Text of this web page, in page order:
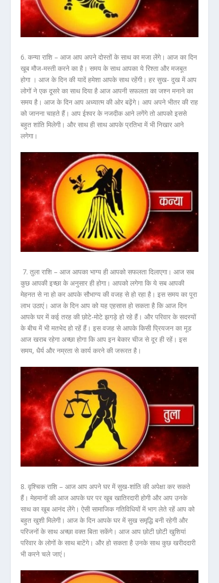
6. कन्या राशि – आज आप अपने दोस्तों के साथ का मजा लेंगे। आज का दिन
खूब मौज-मस्ती करने का है। समय के साथ आपका ये रिश्ता और मजबूत
होगा । आज के दिन की यादें हमेशा आपके साथ रहेंगी। हर सुख- दुख में आप
लोगों ने एक दूसरे का साथ दिया है आज आपनी सफलता का जश्न मनाने का
समय है। आज के दिन आप अध्यात्म की ओर बढ़ेंगे। आप अपने भीतर की राह
को जानना चाहते हैं। आप ईश्वर के नजदीक आने लगेंगे तो आपको इससे
बहुत शांति मिलेगी। और साथ ही साथ आपके प्रतिभा में भी निखार आने
लगेगा।
7. तुला राशि – आज आपका भाग्य ही आपको सफलता दिलाएगा। आज सब
कुछ आपकी इच्छा के अनुसार ही होगा। आपको लगेगा कि ये सब आपकी
मेहनत से ना हो कर आपके सौभाग्य की वजह से हो रहा है। इस समय का पूरा
लाभ उठाएं। आज के दिन आप को यह एहसास हो सकता है कि आज दिन
आपके घर में कई तरह की छोटे-मोटे झगड़े हो रहे हैं। और परिवार के सदस्यों
के बीच में भी मतभेद हो रहें हैं। इस वजह से आपके किसी प्रियजन का मूड
आज खराब रहेगा अच्छा होगा कि आप इन बेकार चीज से दूर ही रहें। इस
समय, धैर्य और नम्रता से कार्य करने की जरूरत है।
8. वृश्चिक राशि – आज आप अपने घर में सुख-शांति की अपेक्षा कर सकते
हैं। मेहमानों की आज आपके घर पर खूब खातिरदारी होगी और आप उनके
साथ का खूब आनंद लेंगे। ऐसी सामाजिक गतिविधियों में भाग लेते रहें आप को
बहुत खुशी मिलेगी। आज के दिन आपके घर में सुख समृद्धि बनी रहेगी और
परिजनों के साथ अच्छा वक्त बिता सकेंगे। आज आप छोटी छोटी खुशियां
परिवार के लोगों के साथ बाटेंगे। और हो सकता है उनके साथ कुछ खरीददारी
भी करने चले जाएं।